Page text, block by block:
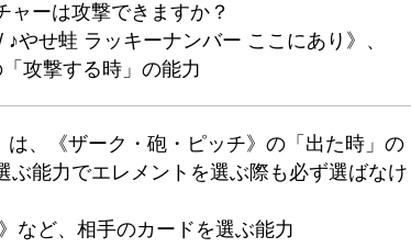
ャーは攻撃できますか？
やせ蛙 ラッキーナンバー ここにあり》、
攻撃する時」の能力
は、《ザーク・砲・ピッチ》の「出た時」の
ぶ能力でエレメントを選ぶ際も必ず選ばなけ
など、相手のカードを選ぶ能力